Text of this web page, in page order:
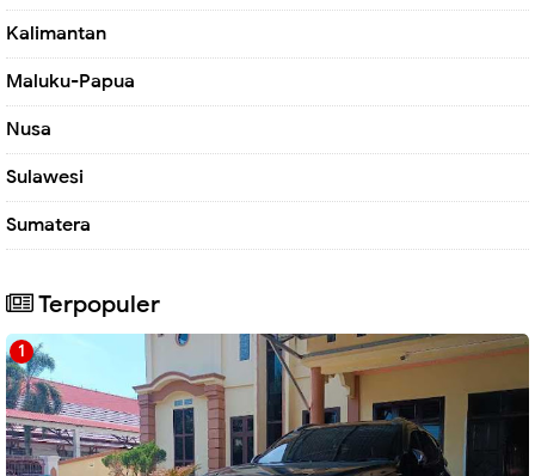
Kalimantan
Maluku-Papua
Nusa
Sulawesi
Sumatera
Terpopuler